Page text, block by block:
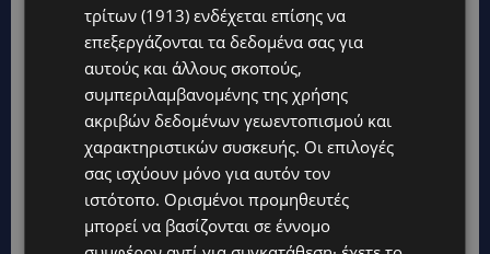
ΤΑΣΟΣ ΧΑΤΖΗΓΙΟΒΑΝΗΣ: Η συγκλονιστική ιστορία του
12χρονου Δημήτρη και η δωρεά των 12.500 ευρώ που του
έδωσε ελπίδα
STORIES
ΕΞΩΤΙΚΑ ΖΩΑ ΣΤΗΝ ΚΥΠΡΟ: Πότε επιτρέπεται και πότε
απαγορεύεται να έχεις μαϊμού ως κατοικίδιο – Ποια ζώα
μπορείς να διατηρείς νόμιμα
UPDATES
ΧΩΡΙΣ ΣΩΣΣΙΒΙΟ Η ΘΑΛΑΣΣΙΑ ΣΥΝΔΕΣΗ ΚΥΠΡΟΥ-ΕΛΛΑΔΑΣ:
«Χωρίς επιδότηση το πλοίο δεν θα ξανασηκώσει άγκυρα»
τρίτων (1913) ενδέχεται επίσης να
επεξεργάζονται τα δεδομένα σας για
αυτούς και άλλους σκοπούς,
συμπεριλαμβανομένης της χρήσης
ακριβών δεδομένων γεωεντοπισμού και
χαρακτηριστικών συσκευής. Οι επιλογές
σας ισχύουν μόνο για αυτόν τον
ιστότοπο. Ορισμένοι προμηθευτές
μπορεί να βασίζονται σε έννομο